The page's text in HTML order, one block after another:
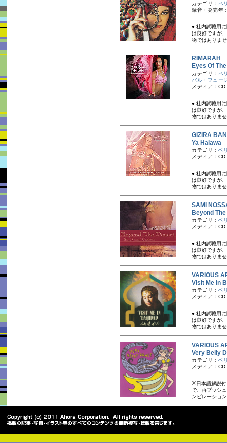
カテゴリ： ベ
録音・発売年
● 社内試聴用
は良好ですが
物ではありま
RIMARAH
Eyes Of
カテゴリ： ベ
バル・フュー
メディア：CD
● 社内試聴用
は良好ですが
物ではありま
GIZIRA
Ya Halawa
カテゴリ： ベ
メディア：CD
● 社内試聴用
は良好ですが
物ではありま
SAMI
Beyond
カテゴリ： ベ
メディア：CD
● 社内試聴用
は良好ですが
物ではありま
VARIOUS
Visit Me In
カテゴリ： ベ
メディア：CD
● 社内試聴用
は良好ですが
物ではありま
VARIOUS
Very Belly
カテゴリ： ベ
メディア：CD
※日本語解説付
で、再プッシ
ンピレーショ